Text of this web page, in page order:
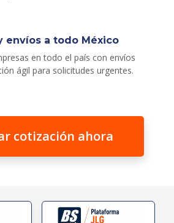
envíos a todo México
en todo el país con envíos
ágil para solicitudes urgentes.
cotización ahora